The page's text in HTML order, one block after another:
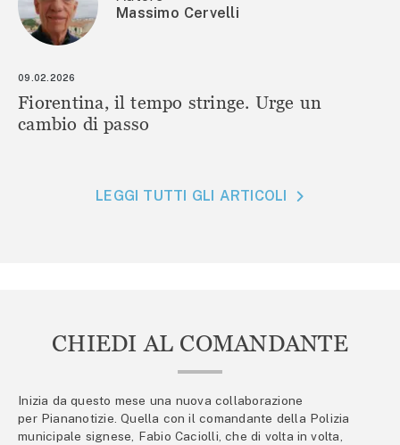
Massimo Cervelli
09.02.2026
Fiorentina, il tempo stringe. Urge un
cambio di passo
LEGGI TUTTI GLI ARTICOLI
CHIEDI AL COMANDANTE
Inizia da questo mese una nuova collaborazione
per Piananotizie. Quella con il comandante della Polizia
municipale signese, Fabio Caciolli, che di volta in volta,